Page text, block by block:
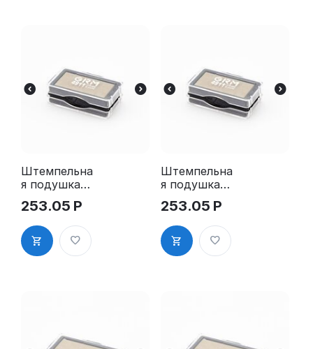
Штемпельна
я подушка
для GRM
4911 2Pads
253.05 Р
Штемпельна
я подушка
для GRM
4911 2Pads,
синяя
253.05 Р